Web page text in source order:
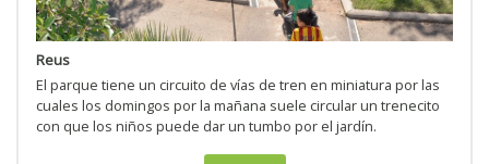
Reus
El parque tiene un circuito de vías de tren en miniatura por las
cuales los domingos por la mañana suele circular un trenecito
con que los niños puede dar un tumbo por el jardín.